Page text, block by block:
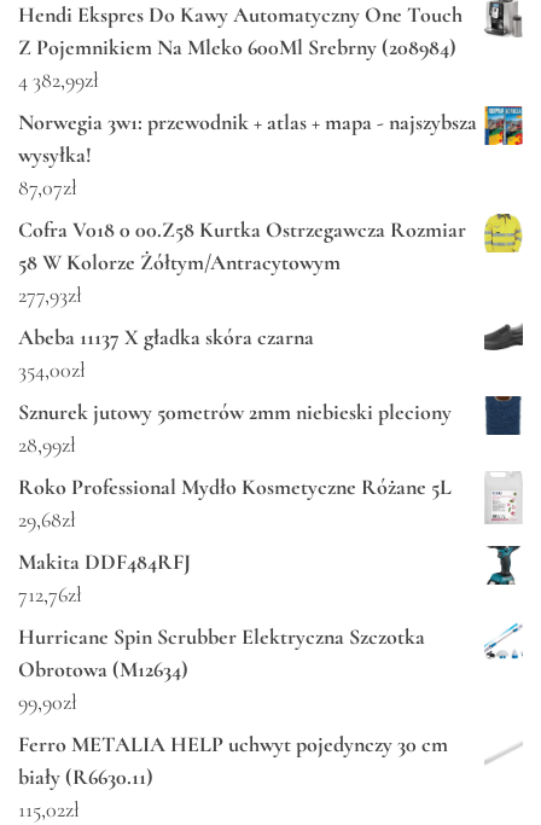
Hendi Ekspres Do Kawy Automatyczny One Touch
Z Pojemnikiem Na Mleko 600Ml Srebrny (208984)
4 382,99zł
Norwegia 3w1: przewodnik + atlas + mapa - najszybsza
wysyłka!
87,07zł
Cofra V018 0 00.Z58 Kurtka Ostrzegawcza Rozmiar
58 W Kolorze Żółtym/Antracytowym
277,93zł
Abeba 11137 X gładka skóra czarna
354,00zł
Sznurek jutowy 50metrów 2mm niebieski pleciony
28,99zł
Roko Professional Mydło Kosmetyczne Różane 5L
29,68zł
Makita DDF484RFJ
712,76zł
Hurricane Spin Scrubber Elektryczna Szczotka
Obrotowa (M12634)
99,90zł
Ferro METALIA HELP uchwyt pojedynczy 30 cm
biały (R6630.11)
115,02zł